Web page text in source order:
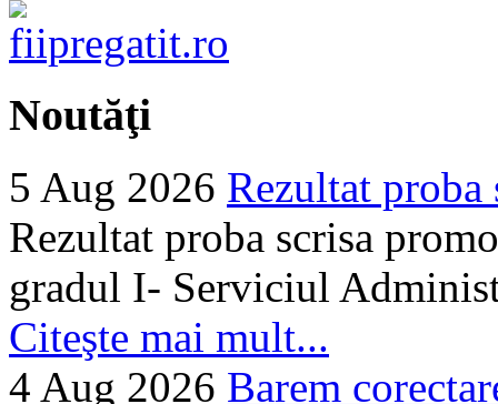
Noutăţi
5 Aug 2026 Rezultat proba
Rezultat proba scrisa
gradul I- Serviciul
Citeşte mai mult...
4 Aug 2026 Barem